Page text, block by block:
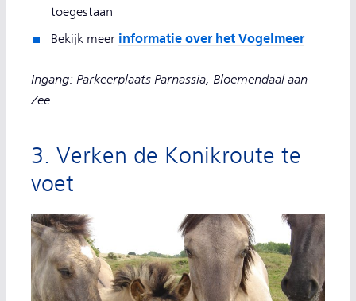
toegestaan
Bekijk meer informatie over het Vogelmeer
Ingang: Parkeerplaats Parnassia, Bloemendaal aan
Zee
3. Verken de Konikroute te
voet